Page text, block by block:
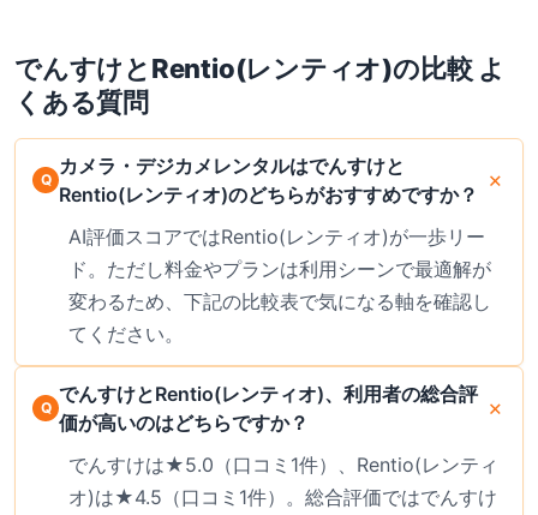
でんすけとRentio(レンティオ)の比較 よ
くある質問
カメラ・デジカメレンタルはでんすけと
Rentio(レンティオ)のどちらがおすすめですか？
AI評価スコアではRentio(レンティオ)が一歩リー
ド。ただし料金やプランは利用シーンで最適解が
変わるため、下記の比較表で気になる軸を確認し
てください。
でんすけとRentio(レンティオ)、利用者の総合評
価が高いのはどちらですか？
でんすけは★5.0（口コミ1件）、Rentio(レンティ
オ)は★4.5（口コミ1件）。総合評価ではでんすけ